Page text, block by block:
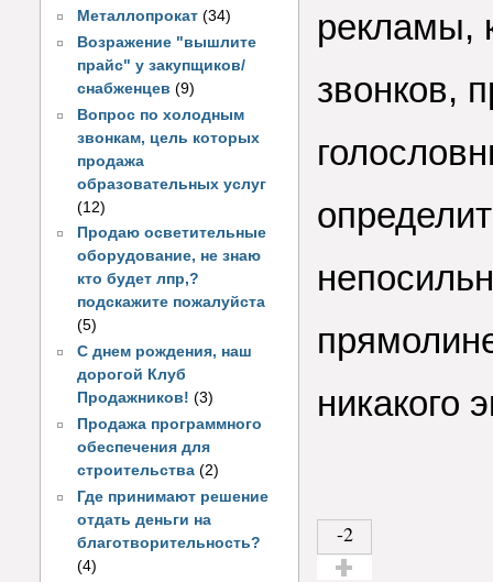
Металлопрокат (34)
Возражение "вышлите
прайс" у закупщиков/
снабженцев (9)
Вопрос по холодным
звонкам, цель которых
продажа
образовательных услуг
(12)
Продаю осветительные
оборудование, не знаю
кто будет лпр,?
подскажите пожалуйста
(5)
С днем рождения, наш
дорогой Клуб
Продажников! (3)
Продажа программного
обеспечения для
строительства (2)
Где принимают решение
отдать деньги на
благотворительность?
(4)
рекламы,
звонков,
никакого
-2